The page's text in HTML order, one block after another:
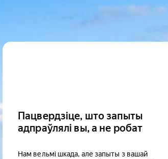
Пацвердзіце, што запыты
адпраўлялі вы, а не робат
Нам вельмі шкада, але запыты з вашай